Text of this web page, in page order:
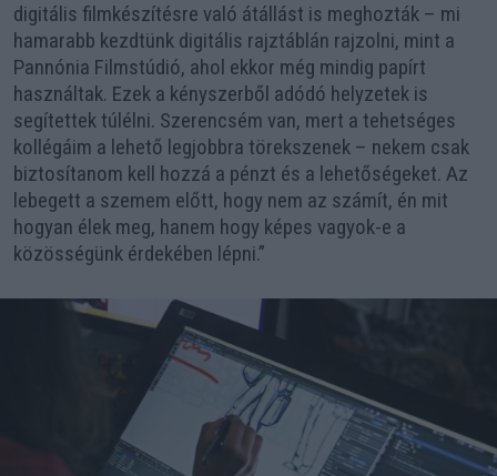
digitális filmkészítésre való átállást is meghozták – mi
hamarabb kezdtünk digitális rajztáblán rajzolni, mint a
Pannónia Filmstúdió, ahol ekkor még mindig papírt
használtak. Ezek a kényszerből adódó helyzetek is
segítettek túlélni. Szerencsém van, mert a tehetséges
kollégáim a lehető legjobbra törekszenek – nekem csak
biztosítanom kell hozzá a pénzt és a lehetőségeket. Az
lebegett a szemem előtt, hogy nem az számít, én mit
hogyan élek meg, hanem hogy képes vagyok-e a
közösségünk érdekében lépni.”